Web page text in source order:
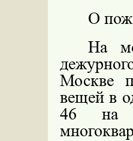
О
На
Москве
вещей в
46 на